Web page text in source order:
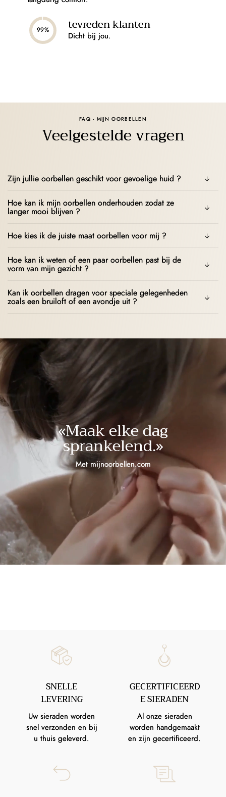
99% tevreden klanten
Dicht bij jou.
FAQ - MIJN OORBELLEN
Veelgestelde vragen
Zijn jullie oorbellen geschikt voor gevoelige huid ?
Hoe kan ik mijn oorbellen onderhouden zodat ze
langer mooi blijven ?
Hoe kies ik de juiste maat oorbellen voor mij ?
Hoe kan ik weten of een paar oorbellen past bij de
vorm van mijn gezicht ?
Kan ik oorbellen dragen voor speciale gelegenheden
zoals een bruiloft of een avondje uit ?
«Maak elke dag
sprankelend.»
Met mijnoorbellen.com
SNELLE
LEVERING
Uw sieraden worden
snel verzonden en bij
u thuis geleverd.
GECERTIFICEERD
E SIERADEN
Al onze sieraden
worden handgemaakt
en zijn gecertificeerd.